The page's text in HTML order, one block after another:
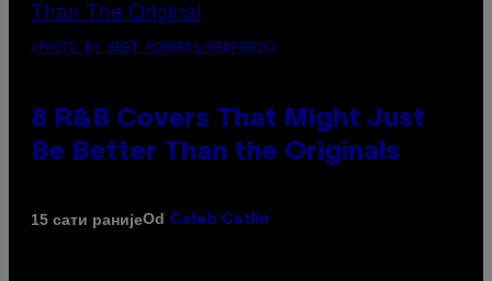
(PHOTO BY EBET ROBERTS/REDFERNS)
8 R&B Covers That Might Just
Be Better Than the Originals
15 сати ранијеOd Caleb Catlin